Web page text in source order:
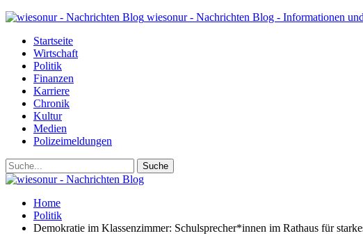
wiesonur - Nachrichten Blog - Informationen
Startseite
Wirtschaft
Politik
Finanzen
Karriere
Chronik
Kultur
Medien
Polizeimeldungen
Home
Politik
Demokratie im Klassenzimmer: Schulsprecher*innen im Rathaus für